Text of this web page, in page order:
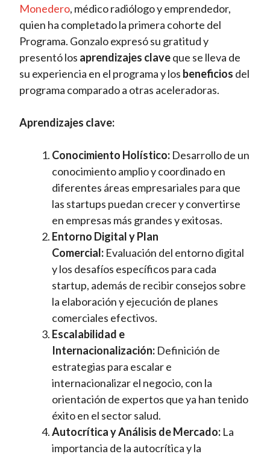
Monedero, médico radiólogo y emprendedor,
quien ha completado la primera cohorte del
Programa. Gonzalo expresó su gratitud y
presentó los aprendizajes claveque se lleva de
su experiencia en el programa y los beneficios del
programa comparado a otras aceleradoras.
Aprendizajes clave:
Conocimiento Holístico: Desarrollo de un
conocimiento amplio y coordinado en
diferentes áreas empresariales para que
las startups puedan crecer y convertirse
en empresas más grandes y exitosas.
Entorno Digital y Plan
Comercial: Evaluación del entorno digital
y los desafíos específicos para cada
startup, además de recibir consejos sobre
la elaboración y ejecución de planes
comerciales efectivos.
Escalabilidad e
Internacionalización: Definición de
estrategias para escalar e
internacionalizar el negocio, con la
orientación de expertos que ya han tenido
éxito en el sector salud.
Autocrítica y Análisis de Mercado: La
importancia de la autocrítica y la